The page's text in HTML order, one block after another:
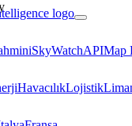
SkyWatchAPIMap
HavacılıkLojistik